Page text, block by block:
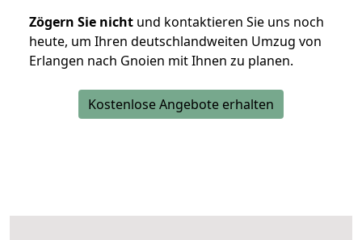
Zögern Sie nicht und kontaktieren Sie uns noch
heute, um Ihren deutschlandweiten Umzug von
Erlangen nach Gnoien mit Ihnen zu planen.
Kostenlose Angebote erhalten